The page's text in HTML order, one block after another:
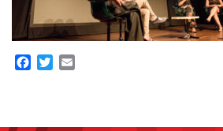
Facebook
Twitter